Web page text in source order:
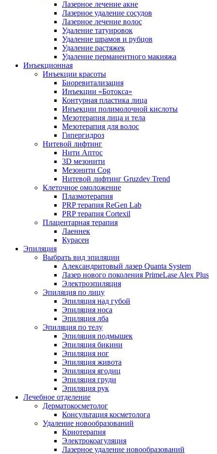
Лазерное лечение акне
Лазерное удаление сосудов
Лазерное лечение волос
Удаление татуировок
Удаление шрамов и рубцов
Удаление растяжек
Удаление перманентного макияжа
Инъекционная
Инъекции красоты
Биоревитализация
Инъекции «Ботокса»
Контурная пластика лица
Инъекции полимолочной кислоты
Мезотерапия лица и тела
Мезотерапия для волос
Гипергидроз
Нитевой лифтинг
Нити Аптос
3D мезонити
Мезонити Cog
Нитевой лифтинг Gruzdev Trend
Клеточное омоложение
Плазмотерапия
PRP терапия ReGen Lab
PRP терапия Cortexil
Плацентарная терапия
Лаеннек
Курасен
Эпиляция
Выбрать вид эпиляции
Александритовый лазер Quanta System
Лазер нового поколения PrimeLase Alex Plus
Электроэпиляция
Эпиляция по лицу
Эпиляция над губой
Эпиляция носа
Эпиляция лба
Эпиляция по телу
Эпиляция подмышек
Эпиляция бикини
Эпиляция ног
Эпиляция живота
Эпиляция ягодиц
Эпиляция груди
Эпиляция рук
Лечебное отделение
Дерматокосметолог
Консультация косметолога
Удаление новообразований
Криотерапия
Электрокоагуляция
Лазерное удаление новообразований